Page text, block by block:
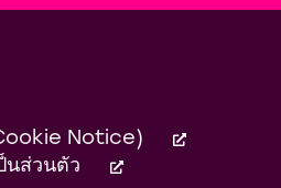
Notice)
นส่วนตัว